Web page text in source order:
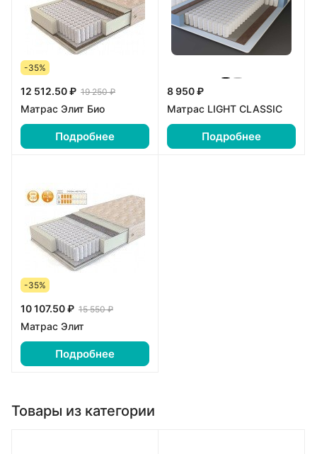
-35%
12 512.50 ₽ 19 250 ₽
Матрас Элит Био
Подробнее
8 950 ₽
Матрас LIGHT CLASSIC
Подробнее
-35%
10 107.50 ₽ 15 550 ₽
Матрас Элит
Подробнее
Товары из категории